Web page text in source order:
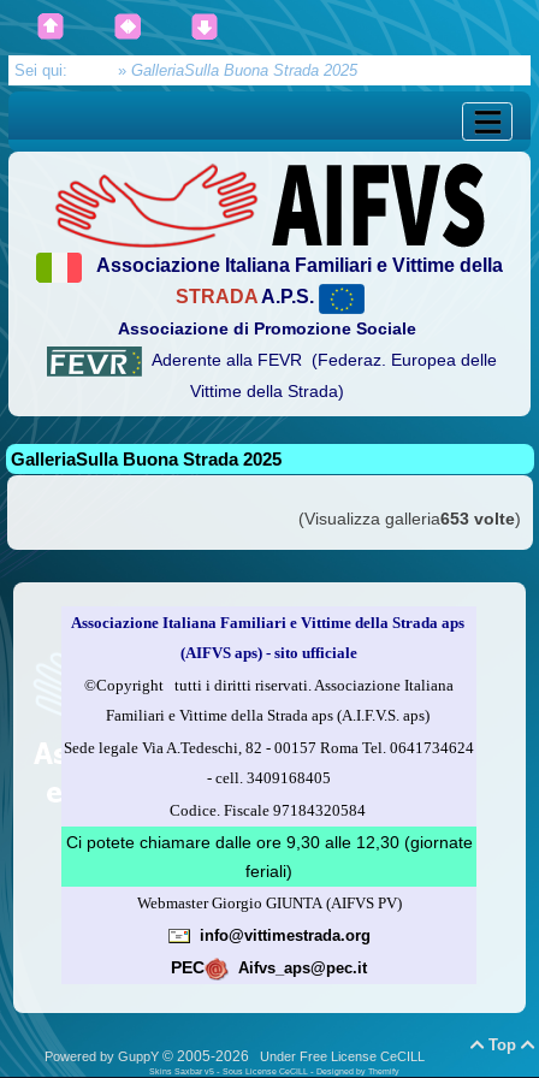
Sei qui: » GalleriaSulla Buona Strada 2025
Associazione Italiana Familiari e Vittime della
STRADAA.P.S.
Associazione di Promozione Sociale
Aderente alla FEVR (Federaz. Europea delle
Vittime della Strada)
GalleriaSulla Buona Strada 2025
(Visualizza galleria653 volte)
Associazione Italiana Familiari e Vittime della Strada aps
(AIFVS aps) - sito ufficiale
©​Copyright tutti i diritti riservati. Associazione Italiana
Familiari e Vittime della Strada aps (A.I.F.V.S. aps)
Sede legale Via A.Tedeschi, 82 - 00157 Roma Tel. 0641734624
-cell.3409168405
Codice. Fiscale 97184320584
Ci potete chiamare dalle ore 9,30 alle 12,30 (giornate
feriali)
Webmaster Giorgio GIUNTA (AIFVS PV)
info@vittimestrada.org
PEC Aifvs_aps@pec.it
Top 
Powered by GuppY © 2005-2026 Under Free License CeCILL
Skins Saxbar v5 - Sous License CeCILL - Designed by Themify